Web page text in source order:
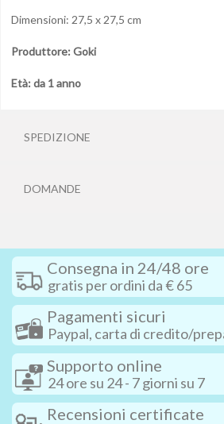
Dimensioni: 27,5 x 27,5 cm
Produttore: Goki
Età: da 1 anno
SPEDIZIONE
DOMANDE
Consegna in 24/48 ore
gratis per ordini da € 65
Pagamenti sicuri
Paypal, carta di credito/
Supporto online
24 ore su 24 - 7 giorni su 7
Recensioni certificate